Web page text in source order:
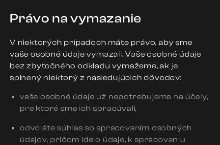
Právo na vymazanie
V niektorých prípadoch máte právo, aby sme
vaše osobné údaje vymazali. Vaše osobné údaje
bez zbytočného odkladu vymažeme, ak je
splnený niektorý z nasledujúcich dôvodov:
vaše osobné údaje už nepotrebujeme na účely,
pre ktoré sme ich spracúvali,
odvoláte súhlas so spracovaním osobných
údajov, pričom ide o údaje, k spracovaniu